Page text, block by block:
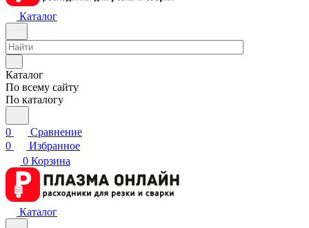
Каталог
Каталог
По всему сайту
По каталогу
0
Сравнение
0
Избранное
0 Корзина
Каталог